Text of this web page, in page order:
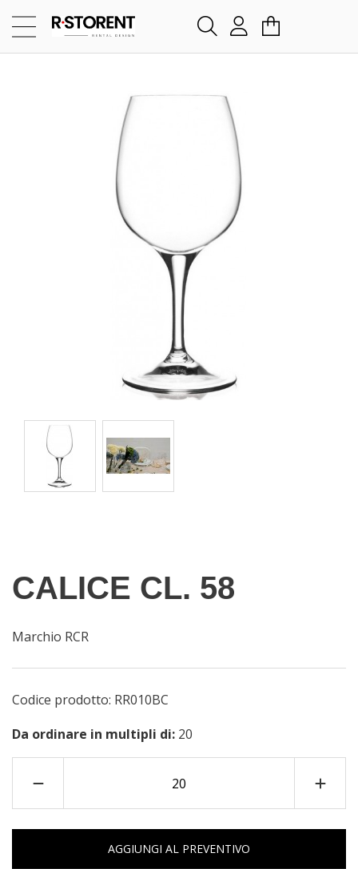
CALICE CL. 58
Marchio RCR
Codice prodotto: RR010BC
Da ordinare in multipli di: 20
AGGIUNGI AL PREVENTIVO